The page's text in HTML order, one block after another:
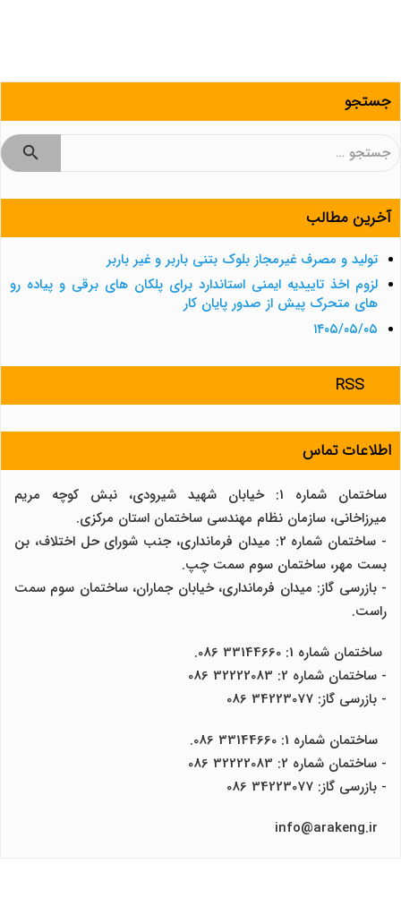
جستجو
جستجو
آخرین مطالب
تولید و مصرف غیرمجاز بلوک بتنی باربر و غیر باربر
لزوم اخذ تاییدیه ایمنی استاندارد برای پلکان های برقی و پیاده رو
های متحرک پیش از صدور پایان کار
۱۴۰۵/۰۵/۰۵
RSS
اطلاعات تماس
ساختمان شماره 1: خیابان شهید شیرودی، نبش کوچه مریم
میرزاخانی، سازمان نظام مهندسی ساختمان استان مرکزی.
- ساختمان شماره 2: میدان فرمانداری، جنب شورای حل اختلاف، بن
بست مهر، ساختمان سوم سمت چپ.
- بازرسی گاز: میدان فرمانداری، خیابان جماران، ساختمان سوم سمت
راست.
ساختمان شماره 1: 33144660 086.
- ساختمان شماره 2: 32222083 086
- بازرسی گاز: 34223077 086
ساختمان شماره 1: 33144660 086.
- ساختمان شماره 2: 32222083 086
- بازرسی گاز: 34223077 086